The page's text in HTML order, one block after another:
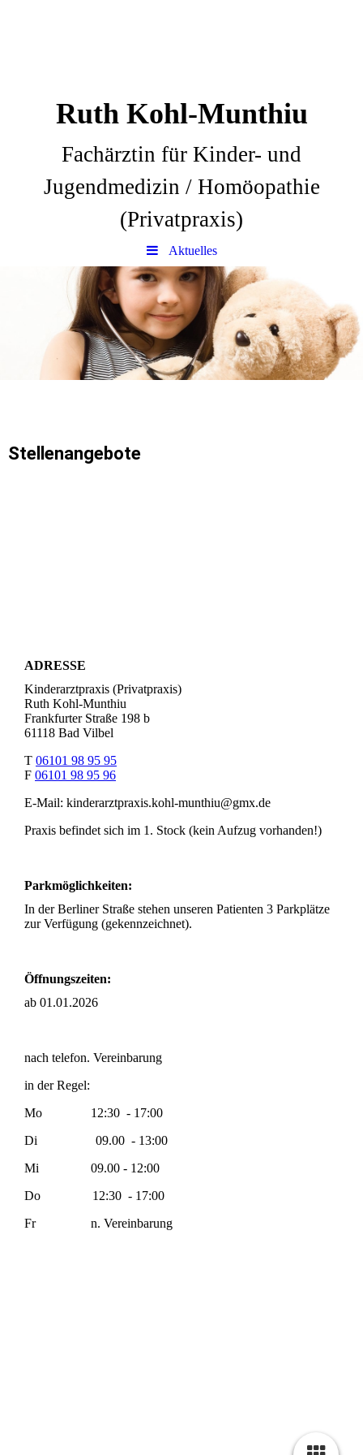
Ruth Kohl-Munthiu
Fachärztin für Kinder- und
Jugendmedizin / Homöopathie
(Privatpraxis)
Aktuelles
Stellenangebote
ADRESSE
Kinderarztpraxis (Privatpraxis)
Ruth Kohl-Munthiu
Frankfurter Straße 198 b
61118 Bad Vilbel
T 06101 98 95 95
F 06101 98 95 96
E-Mail: kinderarztpraxis.kohl-munthiu@gmx.de
Praxis befindet sich im 1. Stock (kein Aufzug vorhanden!)
Parkmöglichkeiten:
In der Berliner Straße stehen unseren Patienten 3 Parkplätze
zur Verfügung (gekennzeichnet).
Öffnungszeiten:
ab 01.01.2026
nach telefon. Vereinbarung
in der Regel:
Mo 12:30 - 17:00
Di 09.00 - 13:00
Mi 09.00 - 12:00
Do 12:30 - 17:00
Fr n. Vereinbarung